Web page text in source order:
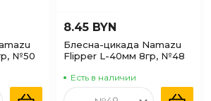
№50
8.45 BYN
Блесна-цикада Namazu
Flipper L-40мм 8гр, №48
Есть в наличии